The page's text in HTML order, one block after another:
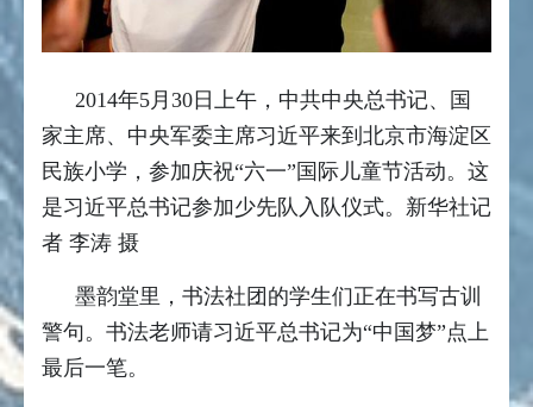
2014年5月30日上午，中共中央总书记、国
家主席、中央军委主席习近平来到北京市海淀区
民族小学，参加庆祝“六一”国际儿童节活动。这
是习近平总书记参加少先队入队仪式。新华社记
者 李涛 摄
墨韵堂里，书法社团的学生们正在书写古训
警句。书法老师请习近平总书记为“中国梦”点上
最后一笔。